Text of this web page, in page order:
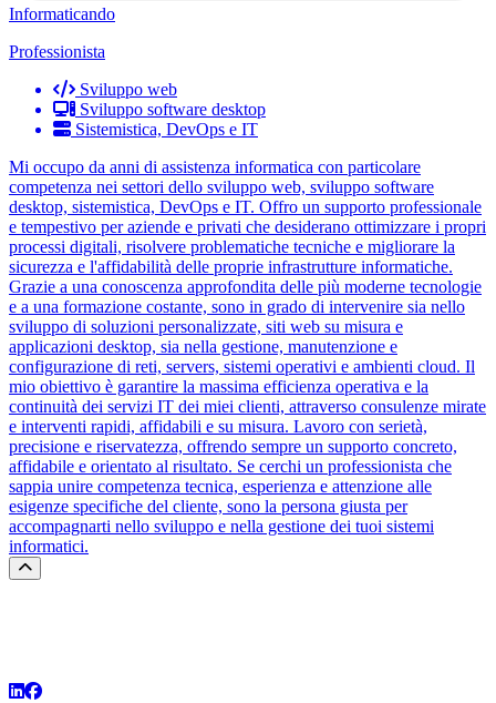
Informaticando
Professionista
Sviluppo web
Sviluppo software desktop
Sistemistica, DevOps e IT
Mi occupo da anni di assistenza informatica con particolare
competenza nei settori dello sviluppo web, sviluppo software
desktop, sistemistica, DevOps e IT. Offro un supporto professionale
e tempestivo per aziende e privati che desiderano ottimizzare i propri
processi digitali, risolvere problematiche tecniche e migliorare la
sicurezza e l'affidabilità delle proprie infrastrutture informatiche.
Grazie a una conoscenza approfondita delle più moderne tecnologie
e a una formazione costante, sono in grado di intervenire sia nello
sviluppo di soluzioni personalizzate, siti web su misura e
applicazioni desktop, sia nella gestione, manutenzione e
configurazione di reti, servers, sistemi operativi e ambienti cloud. Il
mio obiettivo è garantire la massima efficienza operativa e la
continuità dei servizi IT dei miei clienti, attraverso consulenze mirate
e interventi rapidi, affidabili e su misura. Lavoro con serietà,
precisione e riservatezza, offrendo sempre un supporto concreto,
affidabile e orientato al risultato. Se cerchi un professionista che
sappia unire competenza tecnica, esperienza e attenzione alle
esigenze specifiche del cliente, sono la persona giusta per
accompagnarti nello sviluppo e nella gestione dei tuoi sistemi
informatici.